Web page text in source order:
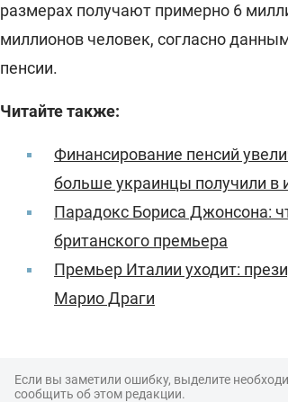
размерах получают примерно 6
миллионов человек, согласно
пенсии.
Читайте также:
Финансирование пенсий
больше украинцы получили в
Парадокс Бориса Джонсона:
британского премьера
Премьер Италии уходит:
Марио Драги
Если вы заметили ошибку, выделите
сообщить об этом редакции.